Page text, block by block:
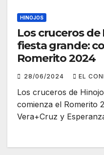
HINOJOS
Los cruceros de
fiesta grande:
Romerito 2024
28/06/2024 EL
Los cruceros de
comienza el Romerito
Vera+Cruz y